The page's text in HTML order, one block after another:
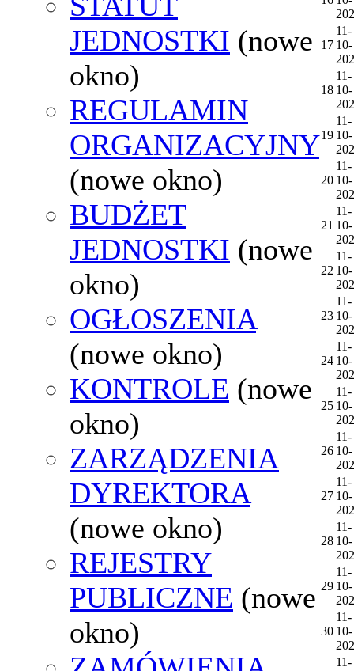
JEDNOSTKI (nowe
okno)
REGULAMIN
ORGANIZACYJNY
(nowe okno)
BUDŻET
JEDNOSTKI (nowe
okno)
OGŁOSZENIA
(nowe okno)
KONTROLE (nowe
okno)
ZARZĄDZENIA
DYREKTORA
(nowe okno)
REJESTRY
PUBLICZNE (nowe
okno)
17
11-
10-
18
11-
10-
19
11-
10-
20
11-
10-
21
11-
10-
22
11-
10-
23
11-
10-
24
11-
10-
25
11-
10-
26
11-
10-
27
11-
10-
28
11-
10-
29
11-
10-
30
11-
10-
11-